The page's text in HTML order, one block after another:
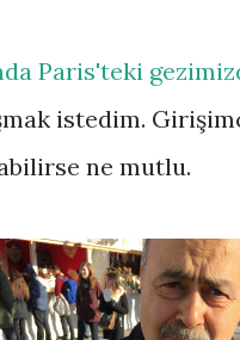
Paris'teki
istedim.
ne mutlu.